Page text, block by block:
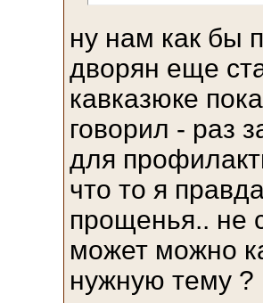
ну нам как бы
дворян еще
кавказюке
говорил - раз
для
что то я
прощенья.. не
может можно
нужную тему